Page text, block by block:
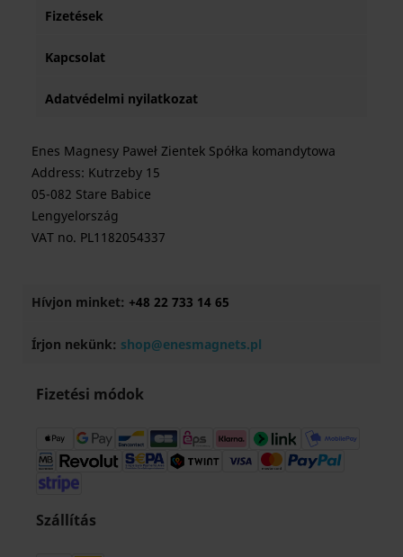
Fizetések
Kapcsolat
Adatvédelmi nyilatkozat
Enes Magnesy Paweł Zientek Spółka komandytowa
Address: Kutrzeby 15
05-082 Stare Babice
Lengyelország
VAT no. PL1182054337
Hívjon minket: +48 22 733 14 65
Írjon nekünk: shop@enesmagnets.pl
Fizetési módok
Szállítás